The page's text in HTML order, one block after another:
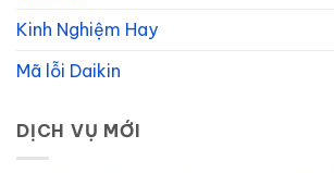
Kinh Nghiệm Hay
Mã lỗi Daikin
DỊCH VỤ MỚI